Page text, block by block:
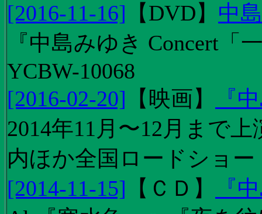
[2016-11-16] 【DVD】 中
『中島みゆき Concert
YCBW-10068
[2016-02-20] 【 映画】
『
2014年11月〜12月まで
内ほか全国ロードショー
[2014-11-15] 【 ＣＤ 】
『